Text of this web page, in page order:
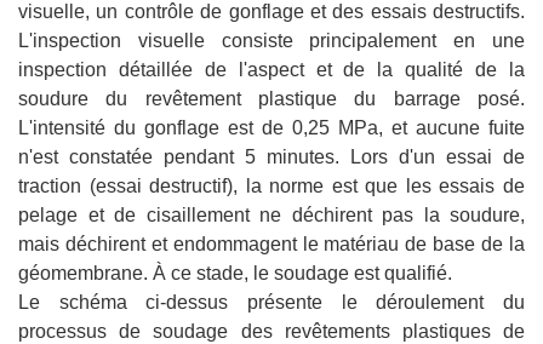
visuelle, un contrôle de gonflage et des essais destructifs.
L'inspection visuelle consiste principalement en une
inspection détaillée de l'aspect et de la qualité de la
soudure du revêtement plastique du barrage posé.
L'intensité du gonflage est de 0,25 MPa, et aucune fuite
n'est constatée pendant 5 minutes. Lors d'un essai de
traction (essai destructif), la norme est que les essais de
pelage et de cisaillement ne déchirent pas la soudure,
mais déchirent et endommagent le matériau de base de la
géomembrane. À ce stade, le soudage est qualifié.
Le schéma ci-dessus présente le déroulement du
processus de soudage des revêtements plastiques de